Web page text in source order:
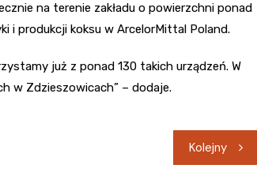
na terenie zakładu o powierzchni ponad
i produkcji koksu w ArcelorMittal Poland.
już z ponad 130 takich urządzeń. W
w Zdzieszowicach” – dodaje.
Kolejny